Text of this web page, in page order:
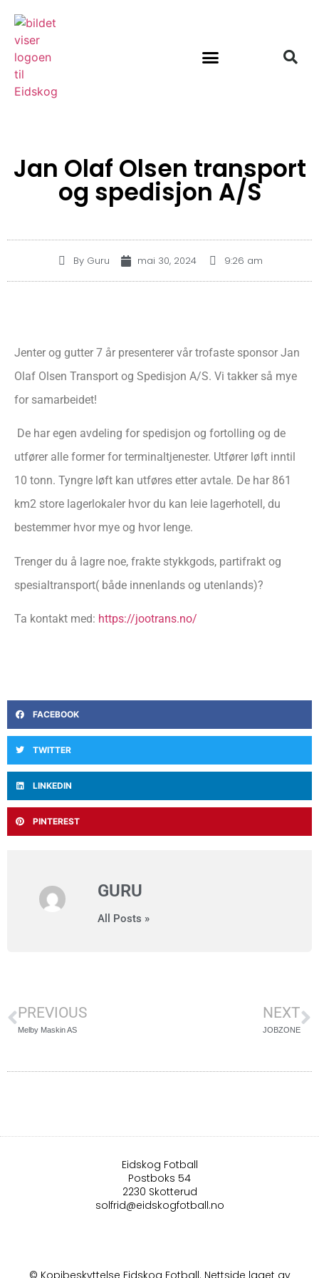
Jan Olaf Olsen transport
og spedisjon A/S
By Guru mai 30, 2024 9:26 am
Jenter og gutter 7 år presenterer vår trofaste sponsor Jan
Olaf Olsen Transport og Spedisjon A/S. Vi takker så mye
for samarbeidet!
De har egen avdeling for spedisjon og fortolling og de
utfører alle former for terminaltjenester. Utfører løft inntil
10 tonn. Tyngre løft kan utføres etter avtale. De har 861
km2 store lagerlokaler hvor du kan leie lagerhotell, du
bestemmer hvor mye og hvor lenge.
Trenger du å lagre noe, frakte stykkgods, partifrakt og
spesialtransport( både innenlands og utenlands)?
Ta kontakt med: https://jootrans.no/
FACEBOOK
TWITTER
LINKEDIN
PINTEREST
GURU
All Posts »
PREVIOUS
Melby Maskin AS
NEXT
JOBZONE
Eidskog Fotball
Postboks 54
2230 Skotterud
solfrid@eidskogfotball.no
© Kopibeskyttelse Eidskog Fotball. Nettside laget av